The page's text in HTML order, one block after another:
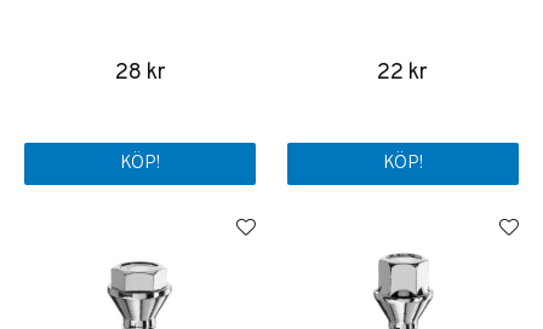
28 kr
KÖP!
22 kr
KÖP!